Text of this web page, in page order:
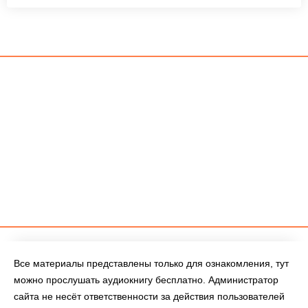
Все материалы представлены только для ознакомления, тут
можно прослушать аудиокнигу бесплатно. Администратор
сайта не несёт ответственности за действия пользователей